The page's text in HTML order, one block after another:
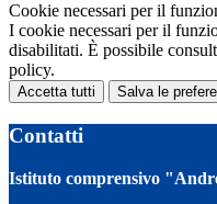
Cookie necessari per il
I cookie necessari per il
disabilitati. È possibile
policy.
Accetta tutti Salva le
Contatti
Istituto comprensivo